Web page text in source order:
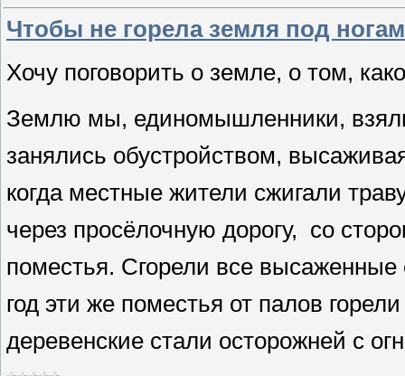
Чтобы не горела земля под
Хочу поговорить о земле, о том,
Землю мы, единомышленники,
занялись обустройством,
когда местные жители сжигали
через просёлочную дорогу, со
поместья. Сгорели все
год эти же поместья от палов
деревенские стали осторожней с